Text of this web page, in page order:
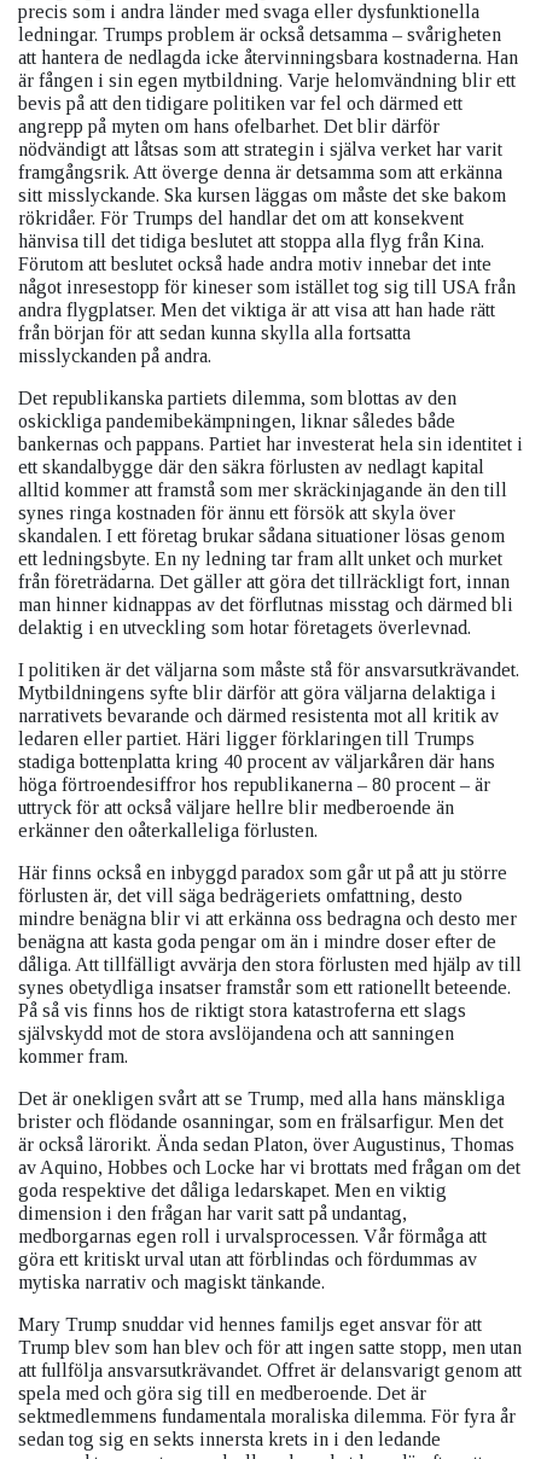
precis som i andra länder med svaga eller dysfunktionella
ledningar. Trumps problem är också detsamma – svårigheten
att hantera de nedlagda icke återvinningsbara kostnaderna. Han
är fången i sin egen mytbildning. Varje helomvändning blir ett
bevis på att den tidigare politiken var fel och därmed ett
angrepp på myten om hans ofelbarhet. Det blir därför
nödvändigt att låtsas som att strategin i själva verket har varit
framgångsrik. Att överge denna är detsamma som att erkänna
sitt misslyckande. Ska kursen läggas om måste det ske bakom
rökridåer. För Trumps del handlar det om att konsekvent
hänvisa till det tidiga beslutet att stoppa alla flyg från Kina.
Förutom att beslutet också hade andra motiv innebar det inte
något inresestopp för kineser som istället tog sig till USA från
andra flygplatser. Men det viktiga är att visa att han hade rätt
från början för att sedan kunna skylla alla fortsatta
misslyckanden på andra.
Det republikanska partiets dilemma, som blottas av den
oskickliga pandemibekämpningen, liknar således både
bankernas och pappans. Partiet har investerat hela sin identitet i
ett skandalbygge där den säkra förlusten av nedlagt kapital
alltid kommer att framstå som mer skräckinjagande än den till
synes ringa kostnaden för ännu ett försök att skyla över
skandalen. I ett företag brukar sådana situationer lösas genom
ett ledningsbyte. En ny ledning tar fram allt unket och murket
från företrädarna. Det gäller att göra det tillräckligt fort, innan
man hinner kidnappas av det förflutnas misstag och därmed bli
delaktig i en utveckling som hotar företagets överlevnad.
I politiken är det väljarna som måste stå för ansvarsutkrävandet.
Mytbildningens syfte blir därför att göra väljarna delaktiga i
narrativets bevarande och därmed resistenta mot all kritik av
ledaren eller partiet. Häri ligger förklaringen till Trumps
stadiga bottenplatta kring 40 procent av väljarkåren där hans
höga förtroendesiffror hos republikanerna – 80 procent – är
uttryck för att också väljare hellre blir medberoende än
erkänner den oåterkalleliga förlusten.
Här finns också en inbyggd paradox som går ut på att ju större
förlusten är, det vill säga bedrägeriets omfattning, desto
mindre benägna blir vi att erkänna oss bedragna och desto mer
benägna att kasta goda pengar om än i mindre doser efter de
dåliga. Att tillfälligt avvärja den stora förlusten med hjälp av till
synes obetydliga insatser framstår som ett rationellt beteende.
På så vis finns hos de riktigt stora katastroferna ett slags
självskydd mot de stora avslöjandena och att sanningen
kommer fram.
Det är onekligen svårt att se Trump, med alla hans mänskliga
brister och flödande osanningar, som en frälsarfigur. Men det
är också lärorikt. Ända sedan Platon, över Augustinus, Thomas
av Aquino, Hobbes och Locke har vi brottats med frågan om det
goda respektive det dåliga ledarskapet. Men en viktig
dimension i den frågan har varit satt på undantag,
medborgarnas egen roll i urvalsprocessen. Vår förmåga att
göra ett kritiskt urval utan att förblindas och fördummas av
mytiska narrativ och magiskt tänkande.
Mary Trump snuddar vid hennes familjs eget ansvar för att
Trump blev som han blev och för att ingen satte stopp, men utan
att fullfölja ansvarsutkrävandet. Offret är delansvarigt genom att
spela med och göra sig till en medberoende. Det är
sektmedlemmens fundamentala moraliska dilemma. För fyra år
sedan tog sig en sekts innersta krets in i den ledande